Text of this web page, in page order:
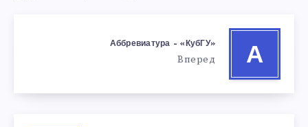
А
Аббревиатура – «КубГУ»
Вперед